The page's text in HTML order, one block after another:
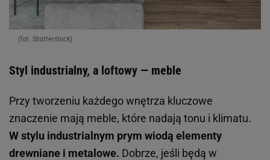
(fot. Shutterstock)
Styl industrialny, a loftowy — meble
Przy tworzeniu każdego wnętrza kluczowe
znaczenie mają meble, które nadają tonu i klimatu.
W stylu industrialnym prym wiodą elementy
drewniane i metalowe. Dobrze, jeśli będą w